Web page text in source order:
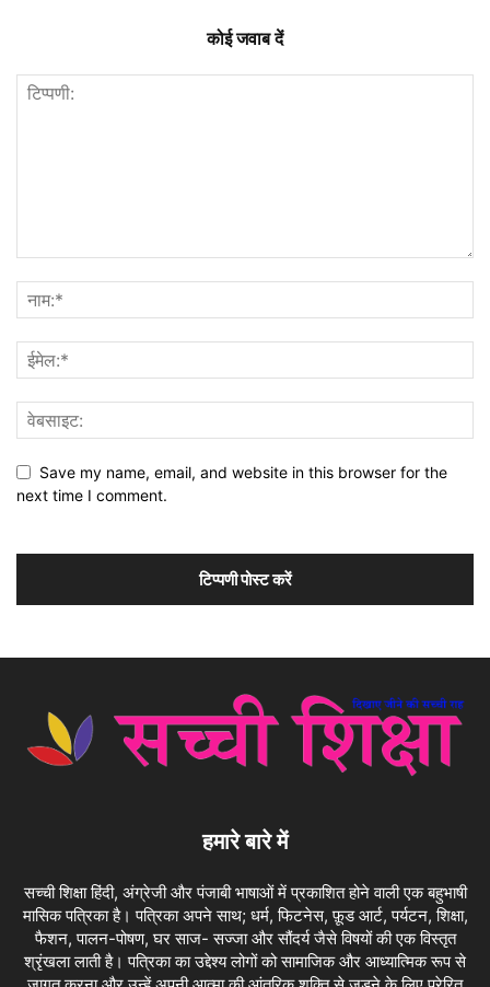
कोई जवाब दें
Save my name, email, and website in this browser for the
next time I comment.
हमारे बारे में
सच्ची शिक्षा हिंदी, अंग्रेजी और पंजाबी भाषाओं में प्रकाशित होने वाली एक बहुभाषी
मासिक पत्रिका है। पत्रिका अपने साथ; धर्म, फिटनेस, फ़ूड आर्ट, पर्यटन, शिक्षा,
फैशन, पालन-पोषण, घर साज- सज्जा और सौंदर्य जैसे विषयों की एक विस्तृत
श्रृंखला लाती है। पत्रिका का उद्देश्य लोगों को सामाजिक और आध्यात्मिक रूप से